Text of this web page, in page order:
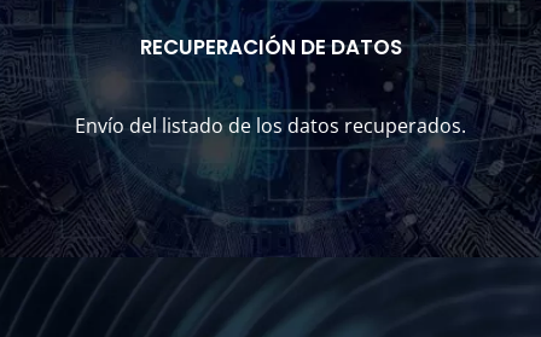
RECUPERACIÓN DE DATOS
Envío del listado de los datos recuperados.